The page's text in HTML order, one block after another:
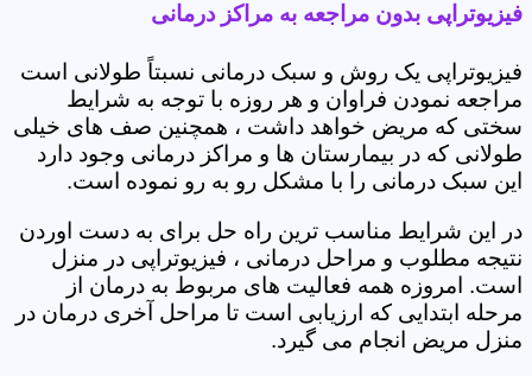
فیزیوتراپی بدون مراجعه به مراکز درمانی
فیزیوتراپی یک روش و سبک درمانی نسبتاً طولانی است
مراجعه نمودن فراوان و هر روزه با توجه به شرایط
سختی که مریض خواهد داشت ، همچنین صف های خیلی
طولانی که در بیمارستان ها و مراکز درمانی وجود دارد
این سبک درمانی را با مشکل رو به رو نموده است.
در این شرایط مناسب ترین راه حل برای به دست اوردن
نتیجه مطلوب و مراحل درمانی ، فیزیوتراپی در منزل
است. امروزه همه فعالیت های مربوط به درمان از
مرحله ابتدایی که ارزیابی است تا مراحل آخری درمان در
منزل مریض انجام می گیرد.